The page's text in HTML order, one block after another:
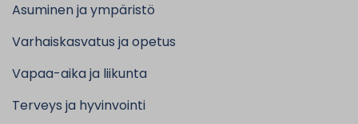
Asuminen ja ympäristö
Varhaiskasvatus ja opetus
Vapaa-aika ja liikunta
Terveys ja hyvinvointi